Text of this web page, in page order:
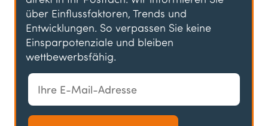
über Einflussfaktoren, Trends und
Entwicklungen. So verpassen Sie keine
Einsparpotenziale und bleiben
wettbewerbsfähig.